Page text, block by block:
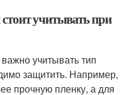
учитывать при
учитывать тип
защитить. Например,
прочную пленку, а для